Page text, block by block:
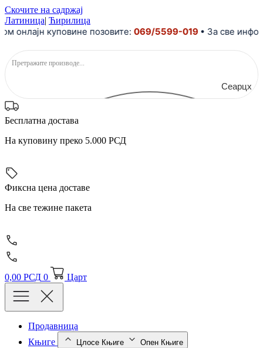
Скочите на садржај
Латиница| Ћирилица
онлајн куповине позовите:069/5599-019• За све
Сеарцх
Бесплатна достава
На куповину преко 5.000 РСД
Фиксна цена доставе
На све тежине пакета
0,00 РСД 0 Царт
Продавница
Књиге
Цлосе Књиге Опен Књиге